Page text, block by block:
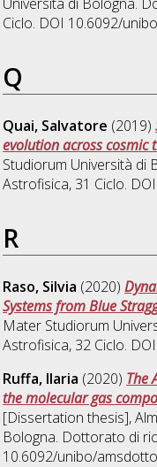
Ciclo. DOI 10.6092/
Q
Quai, Salvatore (2019)
evolution across cosmic
Studiorum Università di
Astrofisica, 31 Ciclo.
R
Raso, Silvia (2020)
Systems from Blue
Mater Studiorum
Astrofisica, 32 Ciclo.
Ruffa, Ilaria (2020) The
the molecular gas
[Dissertation thesis],
Bologna. Dottorato di
10.6092/unibo/